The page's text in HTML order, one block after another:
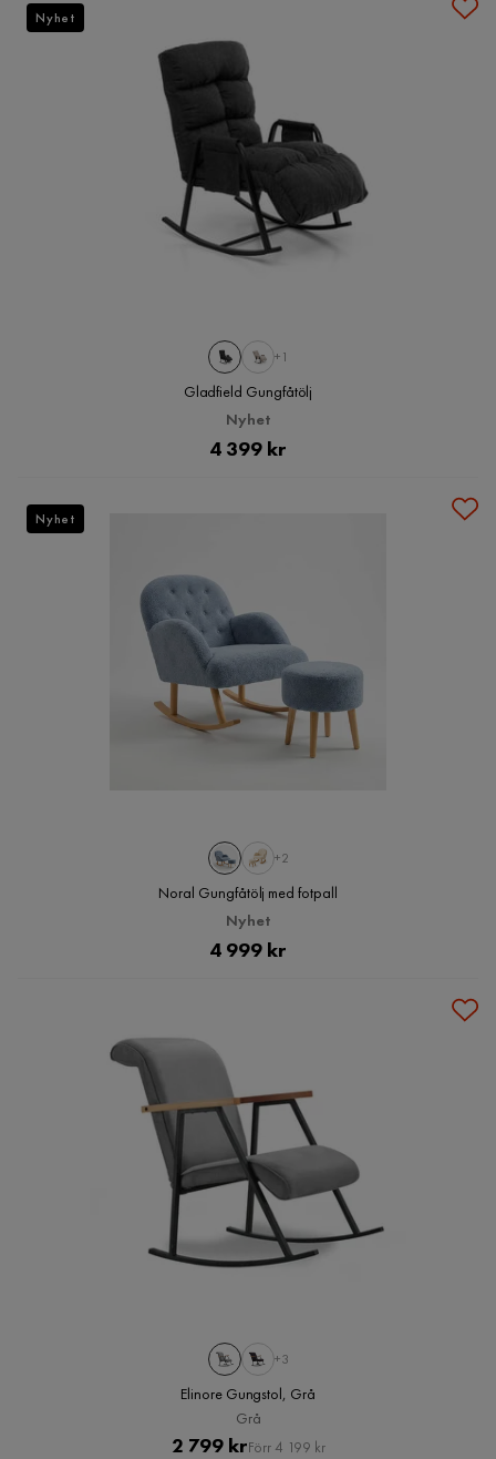
+1
Gladfield Gungfåtölj
Nyhet
Pris
4 399 kr
Nyhet
+2
Noral Gungfåtölj med fotpall
Nyhet
Pris
4 999 kr
Nyhet
+3
Elinore Gungstol, Grå
Grå
Pris
2 799 krOriginal
Förr 4 199 kr